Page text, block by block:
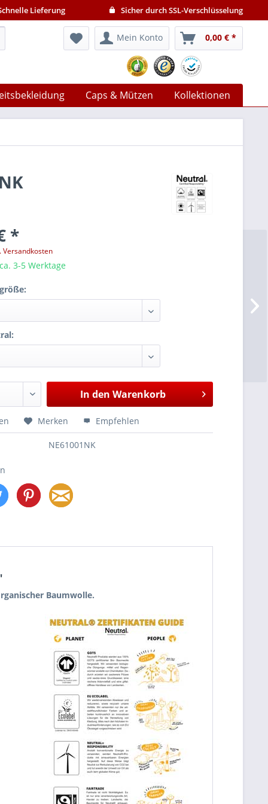
Lieferung Sicher durch SSL-Verschlüsselung
Mein Konto 0,00 € *
Caps & Mützen Kollektionen
*
Versandkosten
3-5 Werktage
In den Warenkorb
Merken Empfehlen
NE61001NK
Baumwolle.